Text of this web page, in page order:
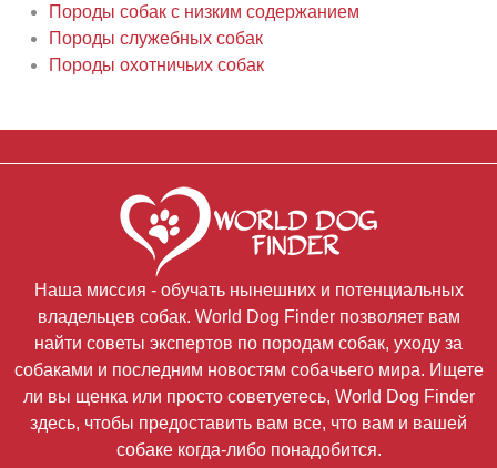
Породы собак с низким содержанием
Породы служебных собак
Породы охотничьих собак
Наша миссия - обучать нынешних и потенциальных
владельцев собак. World Dog Finder позволяет вам
найти советы экспертов по породам собак, уходу за
собаками и последним новостям собачьего мира. Ищете
ли вы щенка или просто советуетесь, World Dog Finder
здесь, чтобы предоставить вам все, что вам и вашей
собаке когда-либо понадобится.